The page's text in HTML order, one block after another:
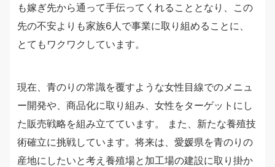
も嫁ぎ先から通って手伝ってくれることとなり、この
先の不安よりも家族6人で事業に取り組めることに、
とてもワクワクしています。
現在、青のりの常識を覆すような女性目線でのメニュ
ー開発や、商品化に取り組み、女性をターゲットにし
た販売戦略を組み立てています。 また、新たな養殖技
術確立に挑戦しています。将来は、愛媛県を青のりの
産地にしたいと考え養殖場と加工場の建設に取り掛か